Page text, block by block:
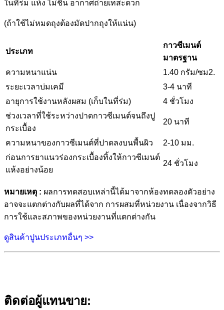
ในที่ร่ม แห้ง ไม่ชิ้น อากาศถ่ายเทสะดวก
(ถ้าใช้ไม่หมดถุงต้องมัดปากถุงให้แน่น)
ประเภท
กาวซีเมนต์
มาตรฐาน
ความหนาแน่น
1.40 กรัม/ซม2.
ระยะเวลาบ่มเคมี
3-4 นาที
อายุการใช้งานหลังผสม (เก็บในที่ร่ม)
4 ชั่วโมง
ช่วงเวลาที่ใช้ระหว่างปาดกาวซีเมนต์จนถึงปู
กระเบื้อง
20 นาที
ความหนาของกาวซีเมนต์ที่ปาดลงบนพื้นผิว
2-10 มม.
ก่อนการยาแนวร่องกระเบื้องทิ้งให้กาวซีเมนต์
แห้งอย่างน้อย
24 ชั่วโมง
หมายเหตุ : ผลการทดสอบเหล่านี้ได้มาจากห้องทดลองตัวอย่าง
อาจจะแตกต่างกับผลที่ได้จาก การผสมที่หน่วยงาน เนื่องจากวิธี
การใช้และสภาพของหน่วยงานที่แตกต่างกัน
ดูสินค้าปูนประเภทอื่นๆ >>
ติดต่อผู้แทนขาย: